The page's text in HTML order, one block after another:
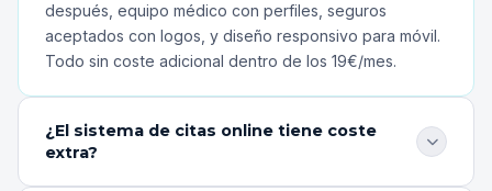
después, equipo médico con perfiles, seguros
aceptados con logos, y diseño responsivo para móvil.
Todo sin coste adicional dentro de los 19€/mes.
¿El sistema de citas online tiene coste
extra?